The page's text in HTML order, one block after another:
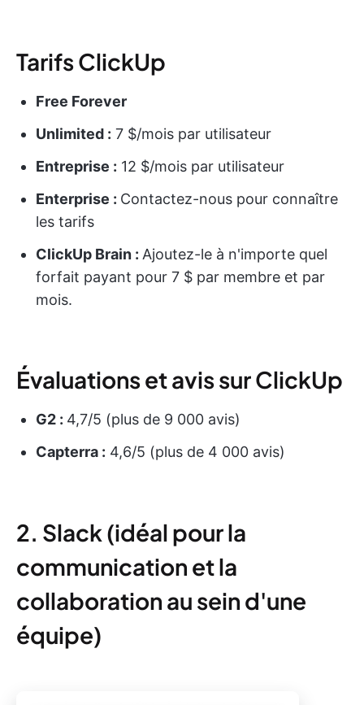
Tarifs ClickUp
Free Forever
Unlimited : 7 $/mois par utilisateur
Entreprise : 12 $/mois par utilisateur
Enterprise : Contactez-nous pour connaître
les tarifs
ClickUp Brain : Ajoutez-le à n'importe quel
forfait payant pour 7 $ par membre et par
mois.
Évaluations et avis sur ClickUp
G2 : 4,7/5 (plus de 9 000 avis)
Capterra : 4,6/5 (plus de 4 000 avis)
2. Slack (idéal pour la
communication et la
collaboration au sein d'une
équipe)